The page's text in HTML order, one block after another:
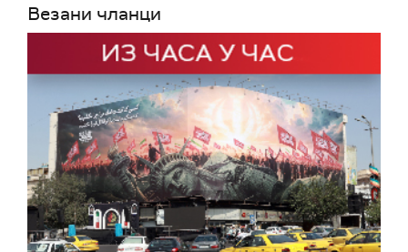
Везани чланци